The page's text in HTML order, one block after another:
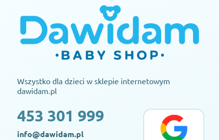
Wszystko dla dzieci w sklepie internetowym
dawidam.pl
453 301 999
info@dawidam.pl